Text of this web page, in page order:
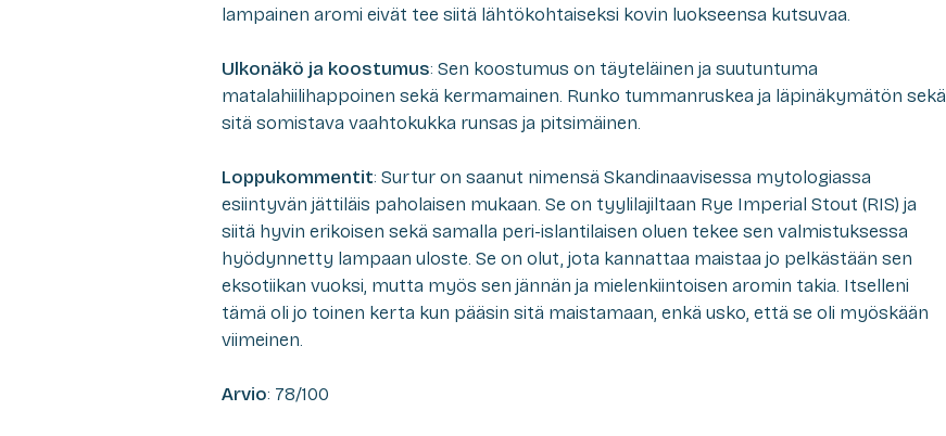
lampainen aromi eivät tee siitä lähtökohtaiseksi kovin luokseensa kutsuvaa.
Ulkonäkö ja koostumus: Sen koostumus on täyteläinen ja suutuntuma
matalahiilihappoinen sekä kermamainen. Runko tummanruskea ja läpinäkymätön sekä
sitä somistava vaahtokukka runsas ja pitsimäinen.
Loppukommentit: Surtur on saanut nimensä Skandinaavisessa mytologiassa
esiintyvän jättiläis paholaisen mukaan. Se on tyylilajiltaan Rye Imperial Stout (RIS) ja
siitä hyvin erikoisen sekä samalla peri-islantilaisen oluen tekee sen valmistuksessa
hyödynnetty lampaan uloste. Se on olut, jota kannattaa maistaa jo pelkästään sen
eksotiikan vuoksi, mutta myös sen jännän ja mielenkiintoisen aromin takia. Itselleni
tämä oli jo toinen kerta kun pääsin sitä maistamaan, enkä usko, että se oli myöskään
viimeinen.
Arvio: 78/100